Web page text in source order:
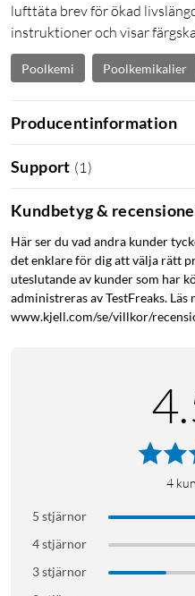
lufttäta brev för ökad
instruktioner och visar
Poolkemi Poolkemikalier
Producentinformation
Support (1 )
Kundbetyg &
Här ser du vad andra kunder
det enklare för dig att välja rätt
uteslutande av kunder som har
administreras av TestFreaks.
www.kjell.com/se/villkor/
4
5 stjärnor
4 stjärnor
3 stjärnor